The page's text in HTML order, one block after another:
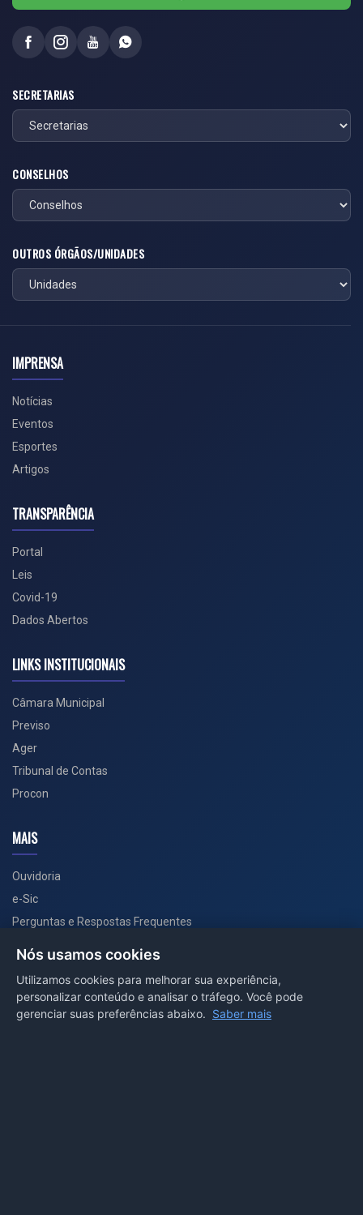
SECRETARIAS
CONSELHOS
OUTROS ÓRGÃOS/UNIDADES
IMPRENSA
Notícias
Eventos
Esportes
Artigos
TRANSPARÊNCIA
Portal
Leis
Covid-19
Dados Abertos
LINKS INSTITUCIONAIS
Câmara Municipal
Previso
Ager
Tribunal de Contas
Procon
MAIS
Ouvidoria
e-Sic
Perguntas e Respostas Frequentes
PORTAL COVID-19
Nós usamos cookies
Utilizamos cookies para melhorar sua experiência,
personalizar conteúdo e analisar o tráfego. Você pode
gerenciar suas preferências abaixo. Saber mais